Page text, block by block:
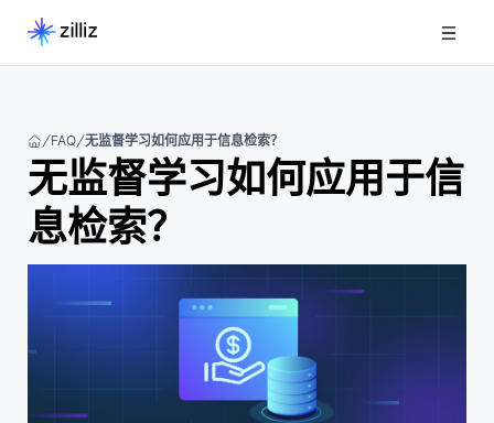
FAQ 无监督学习如何应用于信息检索？
无监督学习如何应用于信
息检索？